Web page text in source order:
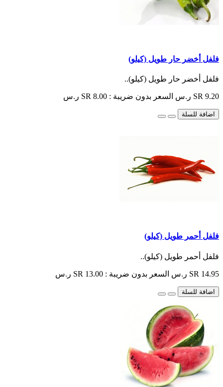
فلفل أخضر حار طويل (كيلو)
فلفل أخضر حار طويل (كيلو)..
SR 9.20 ر.س السعر بدون ضريبة : SR 8.00 ر.س
اضافة للسلة
فلفل أحمر طويل (كيلو)
فلفل أحمر طويل (كيلو)..
SR 14.95 ر.س السعر بدون ضريبة : SR 13.00 ر.س
اضافة للسلة